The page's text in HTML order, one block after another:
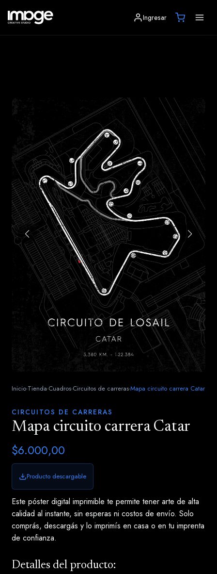
Ingresar
Inicio·Tienda·Cuadros·Circuitos de carreras·Mapa circuito carrera Catar
CIRCUITOS DE CARRERAS
Mapa circuito carrera Catar
$6.000,00
Producto descargable
Este póster digital imprimible te permite tener arte de alta
calidad al instante, sin esperas ni costos de envío. Solo
comprás, descargás y lo imprimís en casa o en tu imprenta
de confianza.
Detalles del producto: